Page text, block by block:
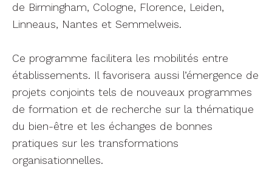
de Birmingham, Cologne, Florence, Leiden,
Linneaus, Nantes et Semmelweis.
Ce programme facilitera les mobilités entre
établissements. Il favorisera aussi l’émergence de
projets conjoints tels de nouveaux programmes
de formation et de recherche sur la thématique
du bien-être et les échanges de bonnes
pratiques sur les transformations
organisationnelles.